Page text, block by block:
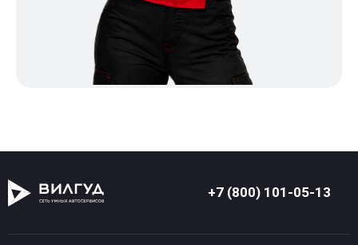
+7 (800) 101-05-13